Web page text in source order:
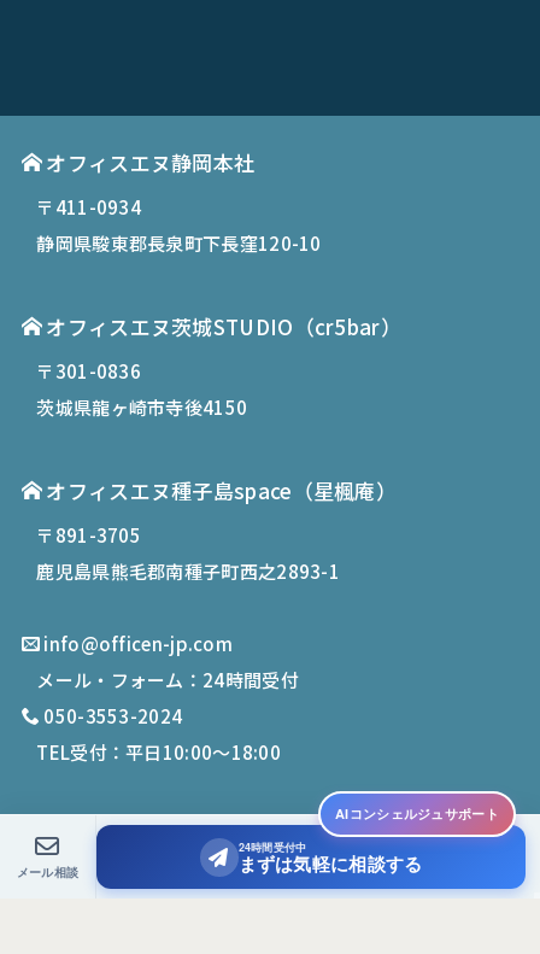
オフィスエヌ静岡本社
〒411-0934
静岡県駿東郡長泉町下長窪120-10
オフィスエヌ茨城STUDIO（cr5bar）
〒301-0836
茨城県龍ヶ崎市寺後4150
オフィスエヌ種子島space （星楓庵）
〒891-3705
鹿児島県熊毛郡南種子町西之2893-1
info@officen-jp.com
メール・フォーム：24時間受付
050-3553-2024
TEL受付：平日10:00〜18:00
2026Office N. All Rights Reserved.
AIコンシェルジュサポート
メール相談
24時間受付中
まずは気軽に相談する